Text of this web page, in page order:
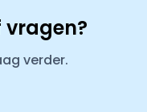
vragen?
verder.